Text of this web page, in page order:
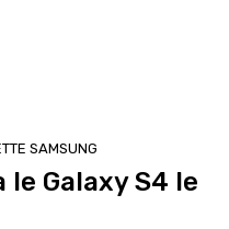
SAMSUNG
Galaxy S4 le